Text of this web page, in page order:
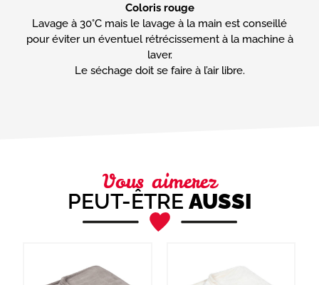
Coloris rouge
Lavage à 30°C mais le lavage à la main est conseillé
pour éviter un éventuel rétrécissement à la machine à
laver.
Le séchage doit se faire à l’air libre.
Vous aimerez
PEUT-ÊTRE AUSSI